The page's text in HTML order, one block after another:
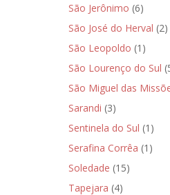
São Jerônimo (6)
São José do Herval (2)
São Leopoldo (1)
São Lourenço do Sul
São Miguel das
Sarandi (3)
Sentinela do Sul (1)
Serafina Corrêa (1)
Soledade (15)
Tapejara (4)